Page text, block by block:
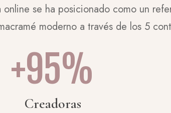
online se ha posicionado como un
moderno a través de los 5
+95%
Creadoras